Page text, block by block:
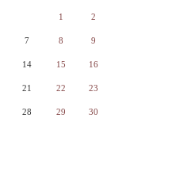
1 2
7 8 9
14 15 16
21 22 23
28 29 30